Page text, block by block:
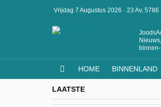
Vrijdag 7 Augustus 2026 · 23 Av, 5786
HOME BINNENLAND
LAATSTE